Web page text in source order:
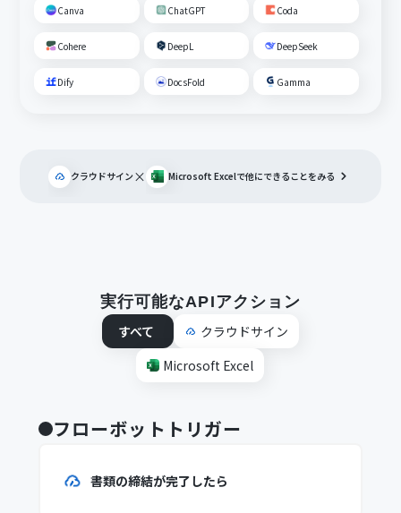
Canva ChatGPT Coda
Cohere DeepL DeepSeek
Dify DocsFold Gamma
クラウドサイン× Microsoft Excelで他にできることをみる
実行可能なAPIアクション
すべて
クラウドサイン
Microsoft Excel
フローボットトリガー
書類の締結が完了したら